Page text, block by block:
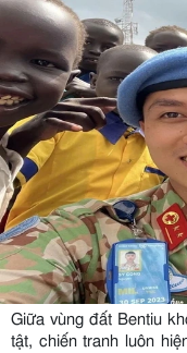
Giữa vùng đất Bentiu
tật, chiến tranh luôn